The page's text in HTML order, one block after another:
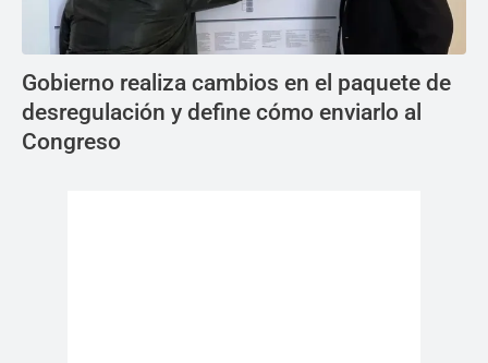
Gobierno realiza cambios en el paquete de
desregulación y define cómo enviarlo al
Congreso